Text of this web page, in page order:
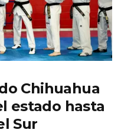
Chihuahua
estado hasta
Sur